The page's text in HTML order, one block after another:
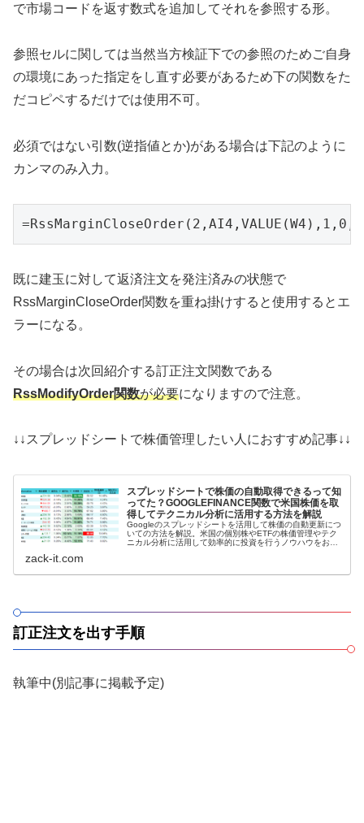
で市場コードを返す数式を追加してそれを参照する形。
参照セルに関しては当然当方検証下での参照のためご自身
の環境にあった指定をし直す必要があるため下の関数をた
だコピペするだけでは使用不可。
必須ではない引数(逆指値とか)がある場合は下記のように
カンマのみ入力。
既に建玉に対して返済注文を発注済みの状態で
RssMarginCloseOrder関数を重ね掛けすると使用するとエ
ラーになる。
その場合は次回紹介する訂正注文関数である
RssModifyOrder関数が必要になりますので注意。
↓↓スプレッドシートで株価管理したい人におすすめ記事↓↓
スプレッドシートで株価の自動取得できるって知
ってた？GOOGLEFINANCE関数で米国株価を取
得してテクニカル分析に活用する方法を解説
Googleのスプレッドシートを活用して株価の自動更新につ
いての方法を解説。米国の個別株やETFの株価管理やテク
ニカル分析に活用して効率的に投資を行うノウハウをお届
zack-it.com
訂正注文を出す手順
執筆中(別記事に掲載予定)